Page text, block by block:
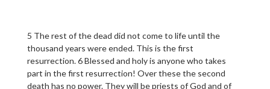
5 The rest of the dead did not come to life until the
thousand years were ended. This is the first
resurrection. 6 Blessed and holy is anyone who takes
part in the first resurrection! Over these the second
death has no power. They will be priests of God and of